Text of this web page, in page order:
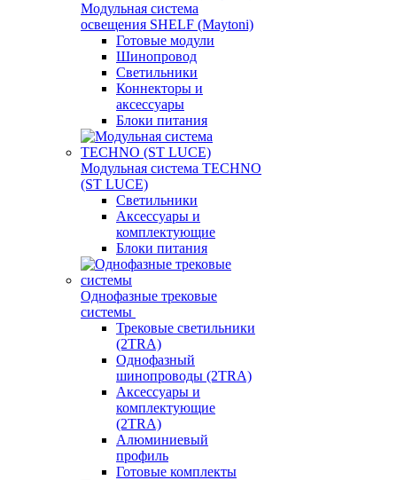
Модульная система
освещения SHELF (Maytoni)
Готовые модули
Шинопровод
Светильники
Коннекторы и
аксессуары
Блоки питания
Модульная система TECHNO
(ST LUCE)
Светильники
Аксессуары и
комплектующие
Блоки питания
Однофазные трековые
системы
Трековые светильники
(2TRA)
Однофазный
шинопроводы (2TRA)
Аксессуары и
комплектующие
(2TRA)
Алюминиевый
профиль
Готовые комплекты